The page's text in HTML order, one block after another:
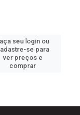
seu login ou
se para
ver preços e
comprar